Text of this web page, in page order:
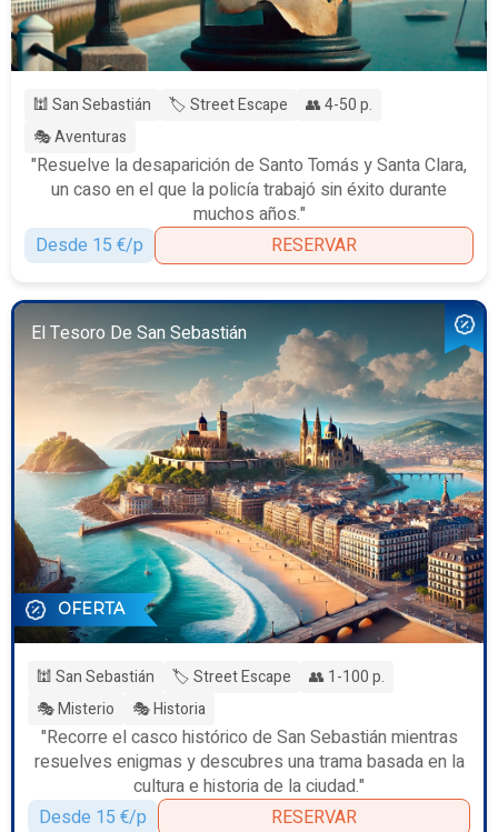
🕍 San Sebastián 🏷️ Street Escape
👥 4-50 p.
🎭 Aventuras
"Resuelve la desaparición de Santo Tomás y Santa Clara,
un caso en el que la policía trabajó sin éxito durante
muchos años."
Desde 15 €/p
RESERVAR
El Tesoro De San Sebastián
OFERTA
🕍 San Sebastián 🏷️ Street Escape
👥 1-100 p.
🎭 Misterio
🎭 Historia
"Recorre el casco histórico de San Sebastián mientras
resuelves enigmas y descubres una trama basada en la
cultura e historia de la ciudad."
Desde 15 €/p
RESERVAR